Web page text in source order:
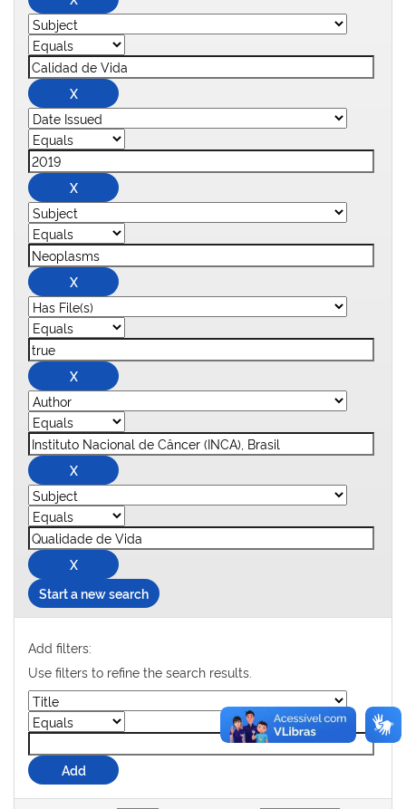
Start a new search
Add filters:
Use filters to refine the search results.